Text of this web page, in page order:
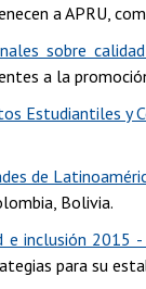
a APRU,
sobre
a la
Estudiantiles y
de
Bolivia.
e inclusión 2015 -
para su